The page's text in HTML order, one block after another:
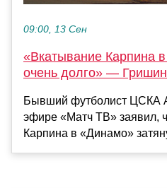
09:00, 13 Сен
«Вкатывание Карпина
очень долго» — Гришин
Бывший футболист ЦСКА
эфире «Матч ТВ» заявил,
Карпина в «Динамо»